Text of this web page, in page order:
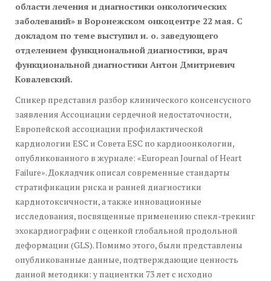
области лечения и диагностики онкологических
заболеваний» в Воронежском онкоцентре 22 мая. С
докладом по теме выступил и. о. заведующего
отделением функциональной диагностики, врач
функциональной диагностики Антон Дмитриевич
Ковалевский.
Спикер представил разбор клинического консенсусного
заявления Ассоциации сердечной недостаточности,
Европейской ассоциации профилактической
кардиологии ESC и Совета ESC по кардиоонкологии,
опубликованного в журнале: «European Journal of Heart
Failure». Докладчик описал современные стандарты
стратификации риска и ранней диагностики
кардиотоксичности, а также инновационные
исследования, посвященные применению спекл-трекинг
эхокардиографии с оценкой глобальной продольной
деформации (GLS). Помимо этого, были представлены
опубликованные данные, подтверждающие ценность
данной методики: у пациентки 73 лет с исходно